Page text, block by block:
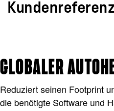
GLOBALER
Reduziert seinen Footprint
die benötigte Software und